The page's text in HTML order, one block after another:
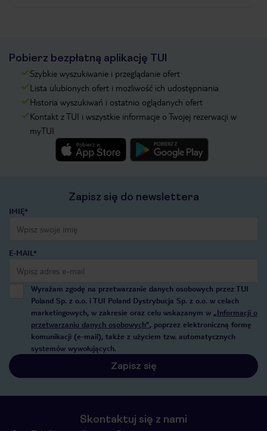
Pobierz bezpłatną aplikację TUI
Szybkie wyszukiwanie i przeglądanie ofert
Lista ulubionych ofert i możliwość ich udostępniania
Historia wyszukiwań i ostatnio oglądanych ofert
Kontakt z TUI i wszystkie informacje o Twojej rezerwacji w
myTUI
Zapisz się do newslettera
IMIĘ*
E-MAIL*
Wyrażam zgodę na przetwarzanie danych osobowych przez TUI
Poland Sp. z o.o. i TUI Poland Dystrybucja Sp. z o.o. w celach
marketingowych, w zakresie oraz celu wskazanym w „Informacji o
przetwarzaniu danych osobowych”, poprzez elektroniczną formę
komunikacji (e-mail), także z użyciem tzw. automatycznych
systemów wywołujących.
Zapisz się
Skontaktuj się z nami